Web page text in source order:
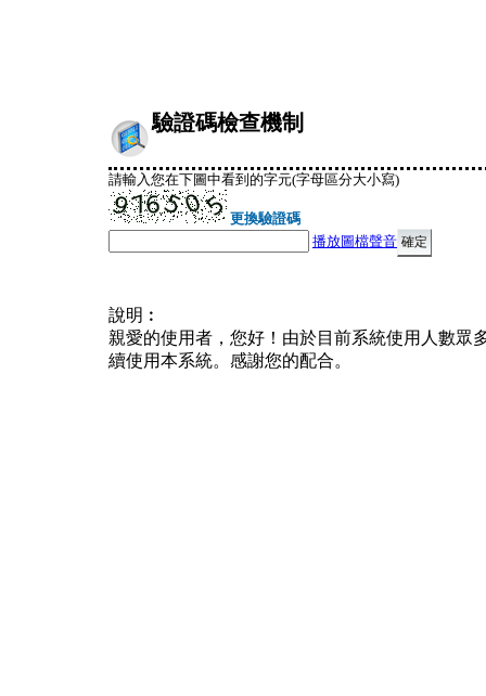
驗證碼檢查機制
請輸入您在下圖中看到的字元(字母區分大小寫)
更換驗證碼
播放圖檔聲音
說明︰
親愛的使用者，您好！由於目前系統使用人數眾
續使用本系統。感謝您的配合。